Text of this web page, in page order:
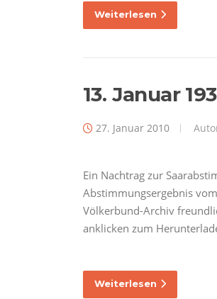
Weiterlesen
13. Januar
27. Januar 2010
Ein Nachtrag zur
Abstimmungsergebnis
Völkerbund-Archiv
anklicken zum
Weiterlesen